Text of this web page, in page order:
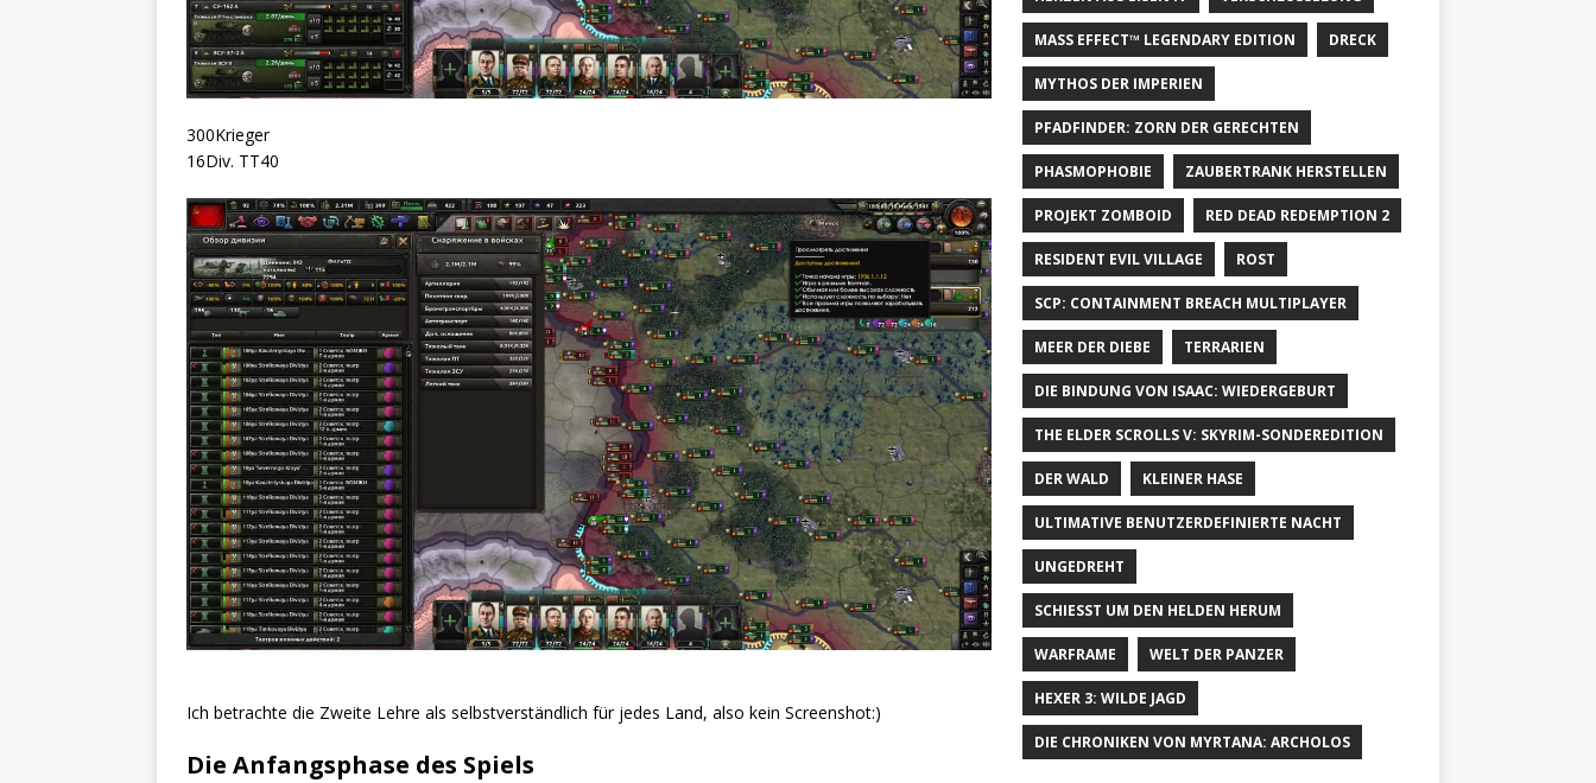
300Krieger
16Div. TT40
Ich betrachte die Zweite Lehre als selbstverständlich für jedes Land, also kein Screenshot:)
Die Anfangsphase des Spiels
MASS EFFECT™ LEGENDARY EDITION DRECK
MYTHOS DER IMPERIEN
PFADFINDER: ZORN DER GERECHTEN
PHASMOPHOBIE ZAUBERTRANK HERSTELLEN
PROJEKT ZOMBOID RED DEAD REDEMPTION 2
RESIDENT EVIL VILLAGE ROST
SCP: CONTAINMENT BREACH MULTIPLAYER
MEER DER DIEBE TERRARIEN
DIE BINDUNG VON ISAAC: WIEDERGEBURT
THE ELDER SCROLLS V: SKYRIM-SONDEREDITION
DER WALD KLEINER HASE
ULTIMATIVE BENUTZERDEFINIERTE NACHT
UNGEDREHT
SCHIESST UM DEN HELDEN HERUM
WARFRAME WELT DER PANZER
HEXER 3: WILDE JAGD
DIE CHRONIKEN VON MYRTANA: ARCHOLOS